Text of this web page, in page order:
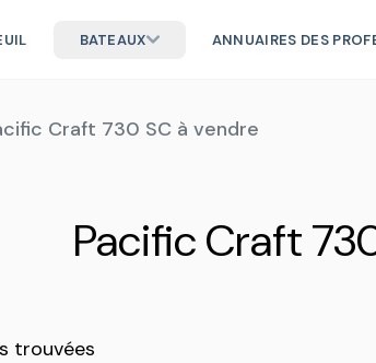
BATEAUX ANNUAIRES DES
Craft 730 SC à vendre
Pacific Craft
trouvées